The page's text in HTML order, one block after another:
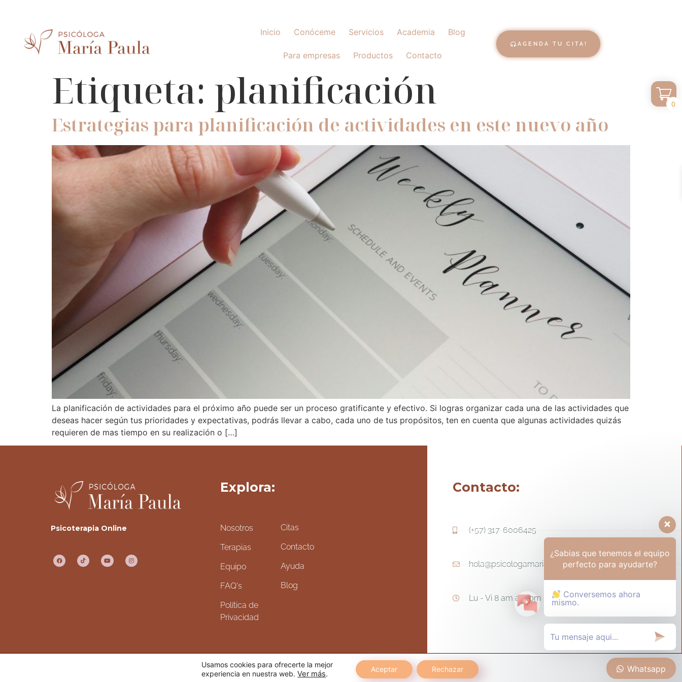
Inicio Conóceme Servicios Academia Blog
Para empresas Productos Contacto
AGENDA TU CITA!
Etiqueta: planificación
Estrategias para planificación de actividades en este nuevo año
La planificación de actividades para el próximo año puede ser un proceso gratificante y efectivo. Si logras organizar cada una de las actividades que
deseas hacer según tus prioridades y expectativas, podrás llevar a cabo, cada uno de tus propósitos, ten en cuenta que algunas actividades quizás
requieren de mas tiempo en su realización o […]
Psicoterapia Online
Explora:
Nosotros
Terapias
Equipo
FAQ's
Política de
Privacidad
Citas
Contacto
Ayuda
Blog
Contacto:
(+57) 317-6006425
hola@psicologamariapaula.com
Lu - Vi 8 am a 6 pm - Sa 8am - 12m
Usamos cookies para ofrecerte la mejor
experiencia en nuestra web.Ver más.
Aceptar Rechazar
0
¿Sabias que tenemos el equipo
perfecto para ayudarte?
Conversemos ahora
mismo.
Whatsapp